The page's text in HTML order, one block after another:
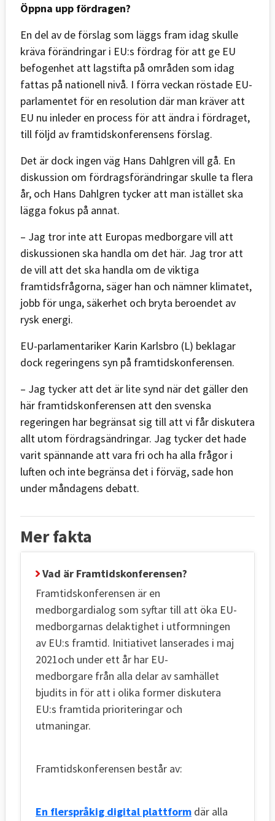
Öppna upp fördragen?
En del av de förslag som läggs fram idag skulle
kräva förändringar i EU:s fördrag för att ge EU
befogenhet att lagstifta på områden som idag
fattas på nationell nivå. I förra veckan röstade EU-
parlamentet för en resolution där man kräver att
EU nu inleder en process för att ändra i fördraget,
till följd av framtidskonferensens förslag.
Det är dock ingen väg Hans Dahlgren vill gå. En
diskussion om fördragsförändringar skulle ta flera
år, och Hans Dahlgren tycker att man istället ska
lägga fokus på annat.
– Jag tror inte att Europas medborgare vill att
diskussionen ska handla om det här. Jag tror att
de vill att det ska handla om de viktiga
framtidsfrågorna, säger han och nämner klimatet,
jobb för unga, säkerhet och bryta beroendet av
rysk energi.
EU-parlamentariker Karin Karlsbro (L) beklagar
dock regeringens syn på framtidskonferensen.
– Jag tycker att det är lite synd när det gäller den
här framtidskonferensen att den svenska
regeringen har begränsat sig till att vi får diskutera
allt utom fördragsändringar. Jag tycker det hade
varit spännande att vara fri och ha alla frågor i
luften och inte begränsa det i förväg, sade hon
under måndagens debatt.
Mer fakta
Vad är Framtidskonferensen?
Framtidskonferensen är en
medborgardialog som syftar till att öka EU-
medborgarnas delaktighet i utformningen
av EU:s framtid. Initiativet lanserades i maj
2021och under ett år har EU-
medborgare från alla delar av samhället
bjudits in för att i olika former diskutera
EU:s framtida prioriteringar och
utmaningar.
Framtidskonferensen består av:
En flerspråkig digital plattform där alla